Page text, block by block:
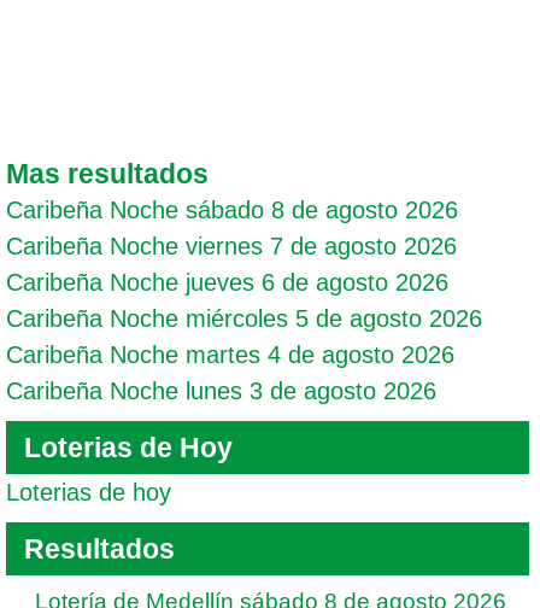
Mas resultados
Caribeña Noche sábado 8 de agosto 2026
Caribeña Noche viernes 7 de agosto 2026
Caribeña Noche jueves 6 de agosto 2026
Caribeña Noche miércoles 5 de agosto 2026
Caribeña Noche martes 4 de agosto 2026
Caribeña Noche lunes 3 de agosto 2026
Loterias de Hoy
Loterias de hoy
Resultados
Lotería de Medellín sábado 8 de agosto 2026